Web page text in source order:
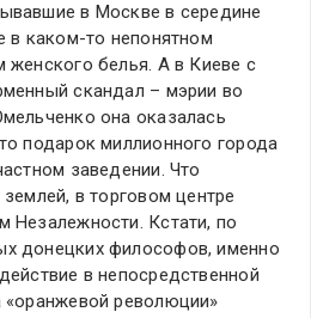
в Москве в середине
в каком-то непонятном
женского белья. А в Киеве с
скандал – мэрии во
она оказалась
подарок миллионного города
заведении. Что
в торговом центре
Незалежности. Кстати, по
донецких философов, именно
в непосредственной
«оранжевой революции»